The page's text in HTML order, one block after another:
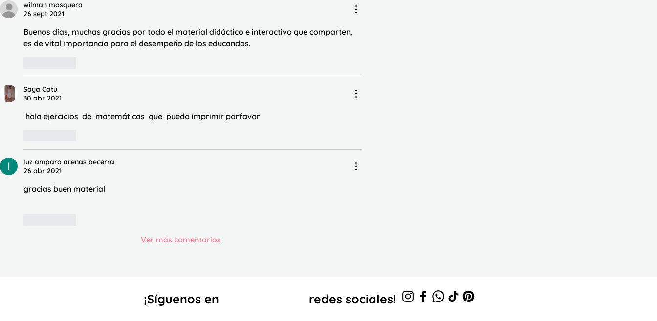
wilman mosquera
26 sept 2021
Buenos días, muchas gracias por todo el material didáctico e interactivo que comparten,
es de vital importancia para el desempeño de los educandos.
Saya Catu
30 abr 2021
hola ejercicios  de  matemáticas  que  puedo imprimir porfavor
luz amparo arenas becerra
26 abr 2021
gracias buen material
Ver más comentarios
¡Síguenos en redes sociales!